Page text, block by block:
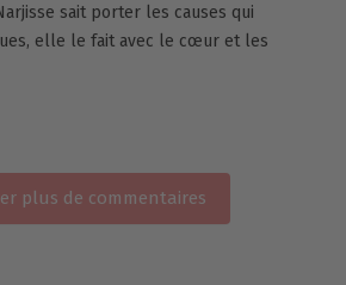
sait porter les causes qui
elle le fait avec le cœur et les
plus de commentaires